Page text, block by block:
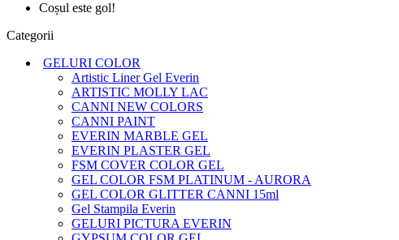
Coșul este gol!
Categorii
GELURI COLOR
Artistic Liner Gel Everin
ARTISTIC MOLLY LAC
CANNI NEW COLORS
CANNI PAINT
EVERIN MARBLE GEL
EVERIN PLASTER GEL
FSM COVER COLOR GEL
GEL COLOR FSM PLATINUM - AURORA
GEL COLOR GLITTER CANNI 15ml
Gel Stampila Everin
GELURI PICTURA EVERIN